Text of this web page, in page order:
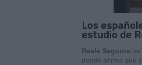
Los
estudio de
Reale Seguros ha
donde afirma que